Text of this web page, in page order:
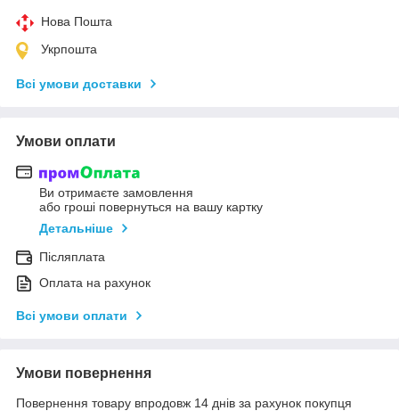
Нова Пошта
Укрпошта
Всі умови доставки
Умови оплати
Ви отримаєте замовлення
або гроші повернуться на вашу картку
Детальніше
Післяплата
Оплата на рахунок
Всі умови оплати
Умови повернення
Повернення товару впродовж 14 днів за рахунок покупця